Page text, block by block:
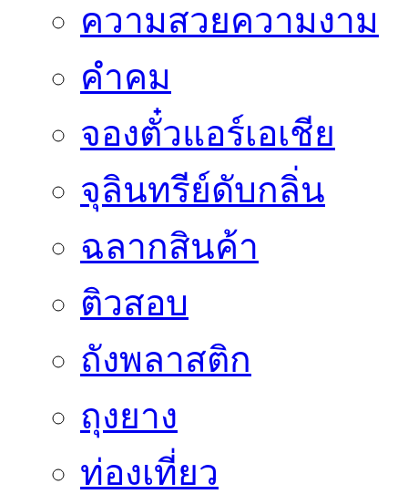
ความสวยความงาม
คำคม
จองตั๋วแอร์เอเชีย
จุลินทรีย์ดับกลิ่น
ฉลากสินค้า
ติวสอบ
ถังพลาสติก
ถุงยาง
ท่องเที่ยว